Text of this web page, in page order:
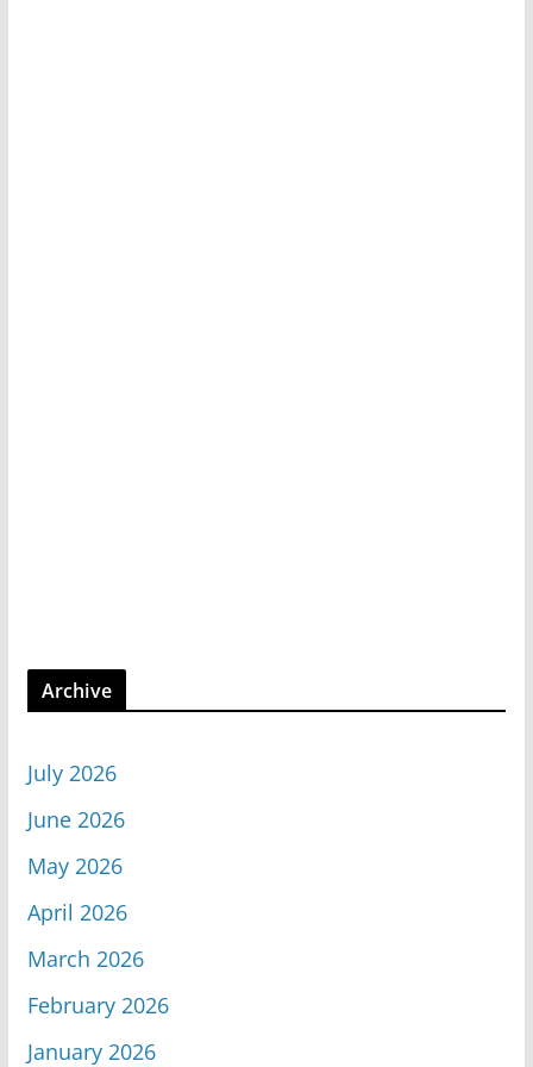
Archive
July 2026
June 2026
May 2026
April 2026
March 2026
February 2026
January 2026